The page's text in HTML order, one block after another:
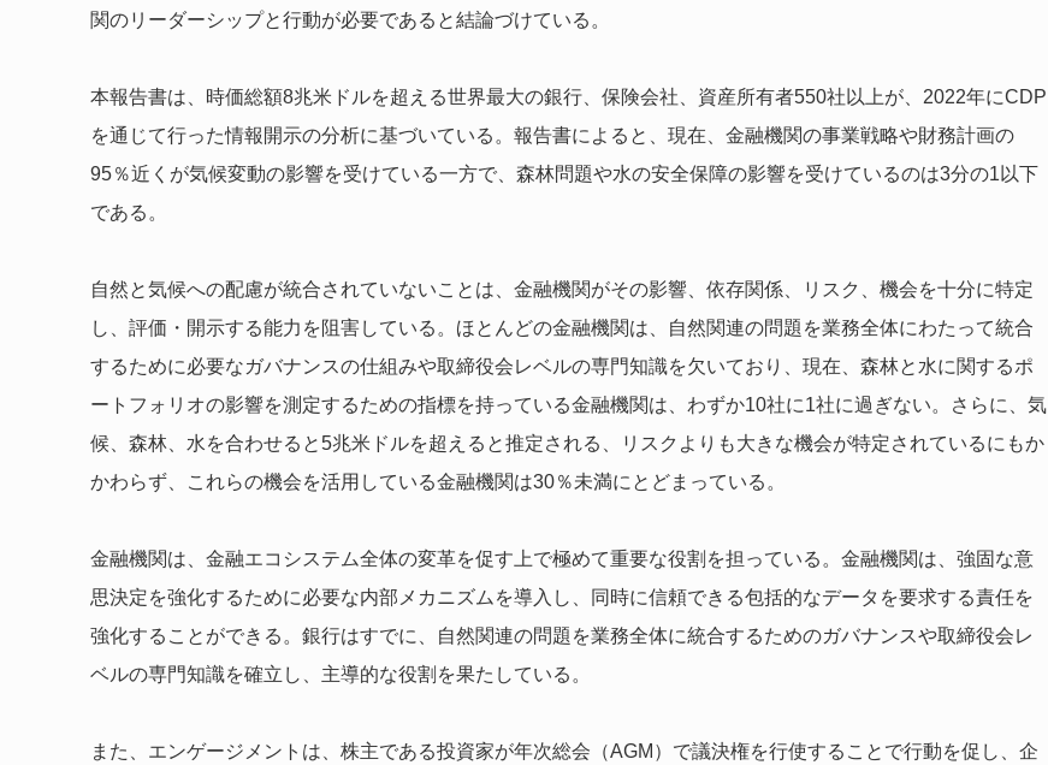
関のリーダーシップと行動が必要であると結論づけている。
本報告書は、時価総額8兆米ドルを超える世界最大の銀行、保険会社、資産所有者550社以上が、2022年にCDP
を通じて行った情報開示の分析に基づいている。報告書によると、現在、金融機関の事業戦略や財務計画の
95％近くが気候変動の影響を受けている一方で、森林問題や水の安全保障の影響を受けているのは3分の1以下
である。
自然と気候への配慮が統合されていないことは、金融機関がその影響、依存関係、リスク、機会を十分に特定
し、評価・開示する能力を阻害している。ほとんどの金融機関は、自然関連の問題を業務全体にわたって統合
するために必要なガバナンスの仕組みや取締役会レベルの専門知識を欠いており、現在、森林と水に関するポ
ートフォリオの影響を測定するための指標を持っている金融機関は、わずか10社に1社に過ぎない。さらに、気
候、森林、水を合わせると5兆米ドルを超えると推定される、リスクよりも大きな機会が特定されているにもか
かわらず、これらの機会を活用している金融機関は30％未満にとどまっている。
金融機関は、金融エコシステム全体の変革を促す上で極めて重要な役割を担っている。金融機関は、強固な意
思決定を強化するために必要な内部メカニズムを導入し、同時に信頼できる包括的なデータを要求する責任を
強化することができる。銀行はすでに、自然関連の問題を業務全体に統合するためのガバナンスや取締役会レ
ベルの専門知識を確立し、主導的な役割を果たしている。
また、エンゲージメントは、株主である投資家が年次総会（AGM）で議決権を行使することで行動を促し、企